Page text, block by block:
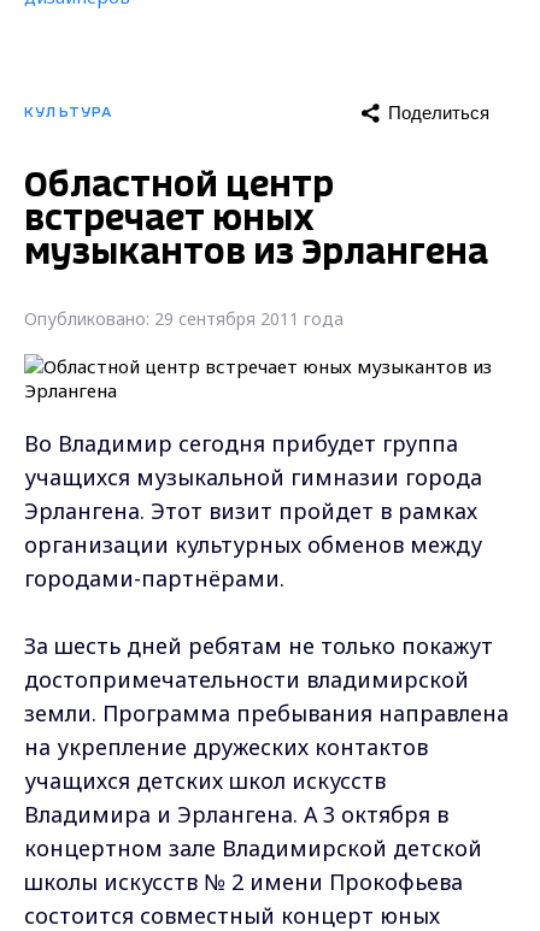
КУЛЬТУРА Поделиться
Областной центр
встречает юных
музыкантов из Эрлангена
Опубликовано: 29 сентября 2011 года
Во Владимир сегодня прибудет группа
учащихся музыкальной гимназии города
Эрлангена. Этот визит пройдет в рамках
организации культурных обменов между
городами-партнёрами.
За шесть дней ребятам не только покажут
достопримечательности владимирской
земли. Программа пребывания направлена
на укрепление дружеских контактов
учащихся детских школ искусств
Владимира и Эрлангена. А 3 октября в
концертном зале Владимирской детской
школы искусств № 2 имени Прокофьева
состоится совместный концерт юных